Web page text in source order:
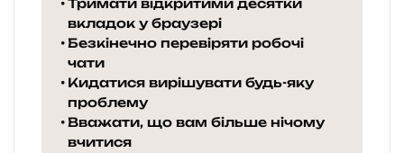
Тримати відкритими десятки
вкладок у браузері
Безкінечно перевіряти робочі
чати
Кидатися вирішувати будь-яку
проблему
Вважати, що вам більше нічому
вчитися